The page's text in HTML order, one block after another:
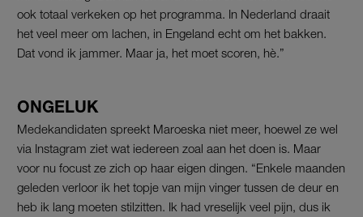
ook totaal verkeken op het programma. In Nederland draait
het veel meer om lachen, in Engeland echt om het bakken.
Dat vond ik jammer. Maar ja, het moet scoren, hè.”
ONGELUK
Medekandidaten spreekt Maroeska niet meer, hoewel ze wel
via Instagram ziet wat iedereen zoal aan het doen is. Maar
voor nu focust ze zich op haar eigen dingen. “Enkele maanden
geleden verloor ik het topje van mijn vinger tussen de deur en
heb ik lang moeten stilzitten. Ik had vreselijk veel pijn, dus ik